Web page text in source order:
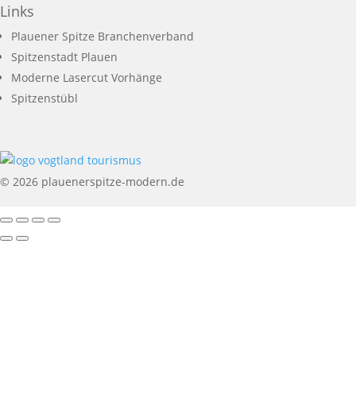
Links
Plauener Spitze Branchenverband
Spitzenstadt Plauen
Moderne Lasercut Vorhänge
Spitzenstübl
© 2026 plauenerspitze-modern.de